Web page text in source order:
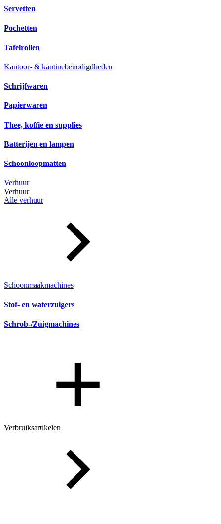
Servetten
Pochetten
Tafelrollen
Kantoor- & kantinebenodigdheden
Schrijfwaren
Papierwaren
Thee, koffie en supplies
Batterijen en lampen
Schoonloopmatten
Verhuur
Verhuur
Alle verhuur
Schoonmaakmachines
Stof- en waterzuigers
Schrob-/Zuigmachines
Verbruiksartikelen